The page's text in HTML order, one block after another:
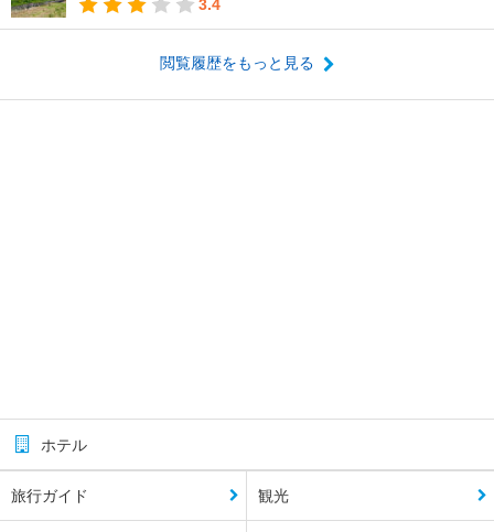
3.4
閲覧履歴をもっと見る
ホテル
旅行ガイド 観光